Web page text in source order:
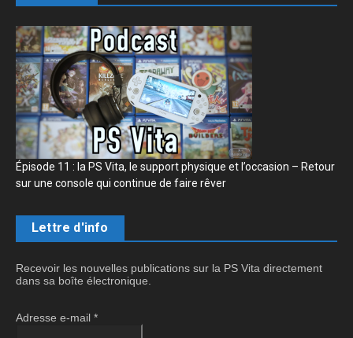
Épisode 11 : la PS Vita, le support physique et l’occasion – Retour
sur une console qui continue de faire rêver
Lettre d'info
Recevoir les nouvelles publications sur la PS Vita directement
dans sa boîte électronique.
Adresse e-mail *